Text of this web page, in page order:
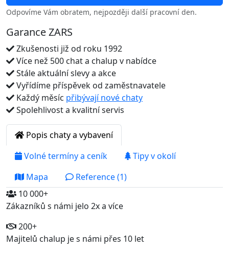
Odpovíme Vám obratem, nejpozději další pracovní den.
Garance ZARS
Zkušenosti již od roku 1992
Více než 500 chat a chalup v nabídce
Stále aktuální slevy a akce
Vyřídíme příspěvek od zaměstnavatele
Každý měsíc přibývají nové chaty
Spolehlivost a kvalitní servis
Popis chaty a vybavení
Volné termíny a ceník
Tipy v okolí
Mapa
Reference (1)
10 000+
Zákazníků s námi jelo 2x a více
200+
Majitelů chalup je s námi přes 10 let